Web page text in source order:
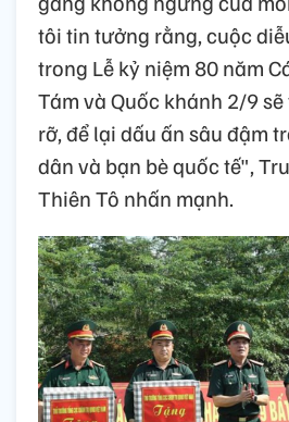
tôi tin tưởng rằng, cuộc
trong Lễ kỷ niệm 80 năm
Tám và Quốc khánh 2/9
rỡ, để lại dấu ấn sâu đậm
dân và bạn bè quốc tế",
Thiên Tô nhấn mạnh.